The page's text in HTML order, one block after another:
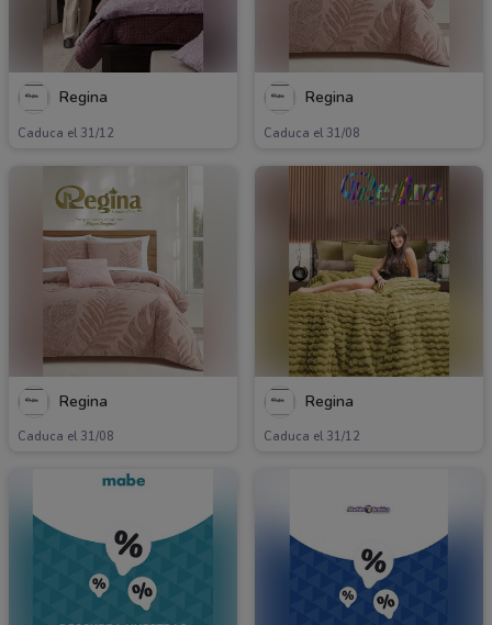
Regina
Caduca el 31/12
Regina
Caduca el 31/08
Regina
Caduca el 31/08
Regina
Caduca el 31/12